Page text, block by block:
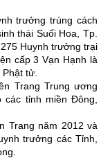
trưởng trúng cách
thái Suối Hoa, Tp.
Huynh trưởng trại
cấp 3 Vạn Hạnh là
tử.
Trang Trung ương
tỉnh miền Đông,
Trang năm 2012 và
trưởng các Tỉnh,